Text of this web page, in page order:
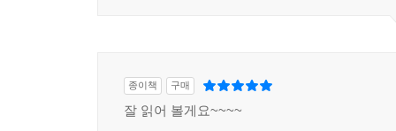
종이책 구매
잘 읽어 볼게요~~~~